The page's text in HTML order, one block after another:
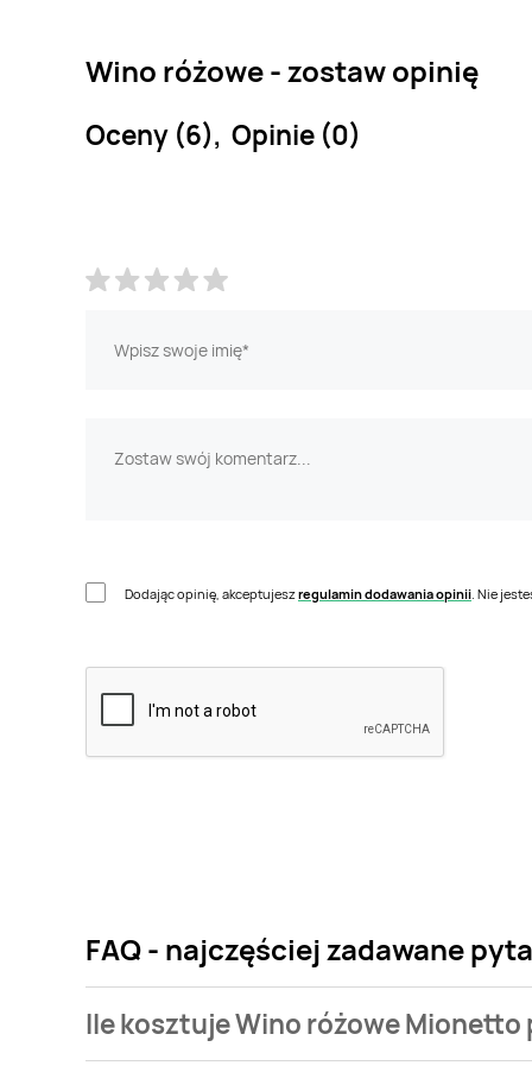
Wino różowe - zostaw opinię
Oceny (6), Opinie (0)
Dodając opinię, akceptujeszregulamin dodawania opinii. Nie
FAQ - najczęściej zadawane
Ile kosztuje Wino różowe Mionetto